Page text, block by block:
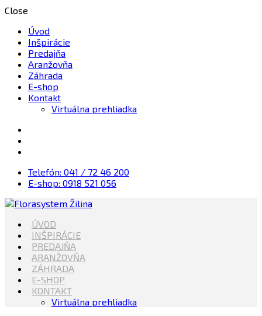
Close
Úvod
Inšpirácie
Predajňa
Aranžovňa
Záhrada
E-shop
Kontakt
Virtuálna prehliadka
Telefón: 041 / 72 46 200
E-shop: 0918 521 056
Florasystem Žilina
Kvety, Sviečky, dekorácie, Záhrada
ÚVOD
INŠPIRÁCIE
PREDAJŇA
ARANŽOVŇA
ZÁHRADA
E-SHOP
KONTAKT
Virtuálna prehliadka